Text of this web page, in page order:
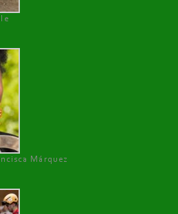
Márquez